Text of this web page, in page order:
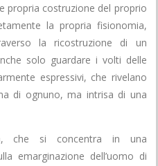
propria costruzione del proprio
la propria fisionomia,
la ricostruzione di un
solo guardare i volti delle
espressivi, che rivelano
di ognuno, ma intrisa di una
che si concentra in una
emarginazione dell’uomo di